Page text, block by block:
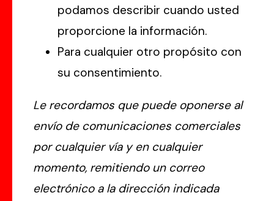
podamos describir cuando usted
proporcione la información.
Para cualquier otro propósito con
su consentimiento.
Le recordamos que puede oponerse al
envío de comunicaciones comerciales
por cualquier vía y en cualquier
momento, remitiendo un correo
electrónico a la dirección indicada